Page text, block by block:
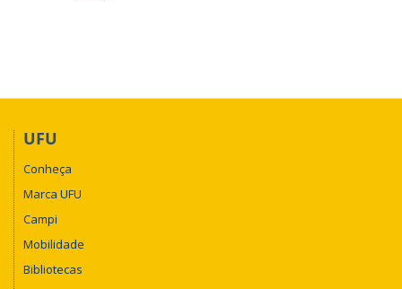
UFU
Conheça
Marca UFU
Campi
Mobilidade
Bibliotecas